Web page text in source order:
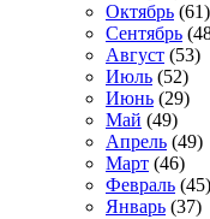
Октябрь (61)
Сентябрь
Август (53)
Июль (52)
Июнь (29)
Май (49)
Апрель (49)
Март (46)
Февраль (45)
Январь (37)